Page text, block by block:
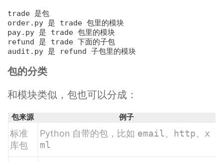
order.py 是 trade 包里的模块
pay.py 是 trade 包里的模块
refund 是 trade 下面的子包
audit .py 是 refund 子包里的模块
包的分类
和模块类似，包也可以分成：
包来源 例子
标准
库包
Python 自带的包，比如 email、 http、 x
ml